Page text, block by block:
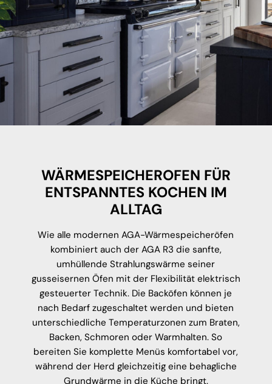
WÄRMESPEICHEROFEN FÜR
ENTSPANNTES KOCHEN IM
ALLTAG
Wie alle modernen AGA-Wärmespeicheröfen
kombiniert auch der AGA R3 die sanfte,
umhüllende Strahlungswärme seiner
gusseisernen Öfen mit der Flexibilität elektrisch
gesteuerter Technik. Die Backöfen können je
nach Bedarf zugeschaltet werden und bieten
unterschiedliche Temperaturzonen zum Braten,
Backen, Schmoren oder Warmhalten. So
bereiten Sie komplette Menüs komfortabel vor,
während der Herd gleichzeitig eine behagliche
Grundwärme in die Küche bringt.